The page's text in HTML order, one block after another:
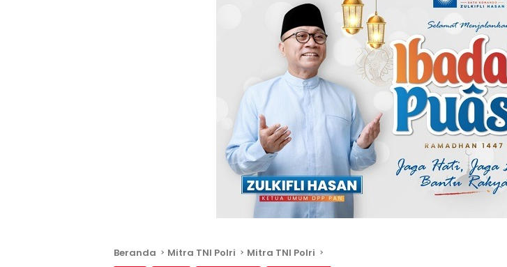
Beranda Mitra TNI Polri Mitra TNI Polri